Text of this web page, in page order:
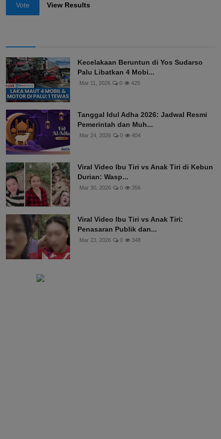
Vote View Results
Kecelakaan Beruntun di Yos Sudarso
Palu Libatkan 4 Mobi...
Mar 11, 2026 0 425
Tanggal Idul Adha 2026: Jadwal Resmi
Pemerintah dan Muh...
Mar 24, 2026 0 404
Viral Video Ibu Tiri vs Anak Tiri di Kebun
Durian: Wasp...
Mar 30, 2026 0 356
Viral Video Ibu Tiri vs Anak Tiri:
Penasaran Publik dan...
Mar 23, 2026 0 348